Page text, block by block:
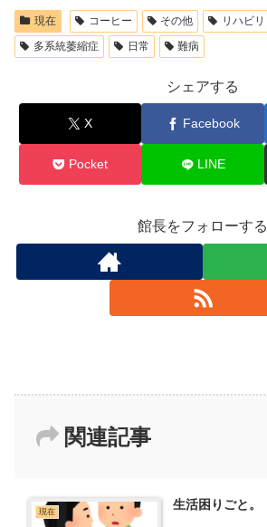
現在 コーヒー その他 リハビリ
多系統萎縮症
日常 難病
シェアする
X Facebook
Pocket LINE
館長をフォローする
関連記事
現在 生活困りごと。